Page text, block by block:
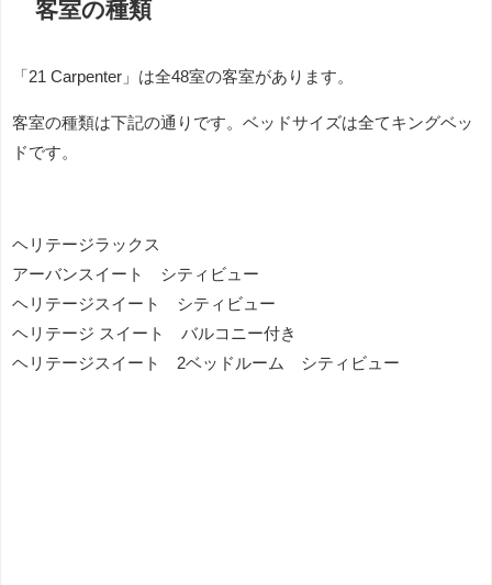
客室の種類
「21 Carpenter」は全48室の客室があります。
客室の種類は下記の通りです。ベッドサイズは全てキングベッ
ドです。
ヘリテージラックス
アーバンスイート シティビュー
ヘリテージスイート シティビュー
ヘリテージ スイート バルコニー付き
ヘリテージスイート 2ベッドルーム シティビュー